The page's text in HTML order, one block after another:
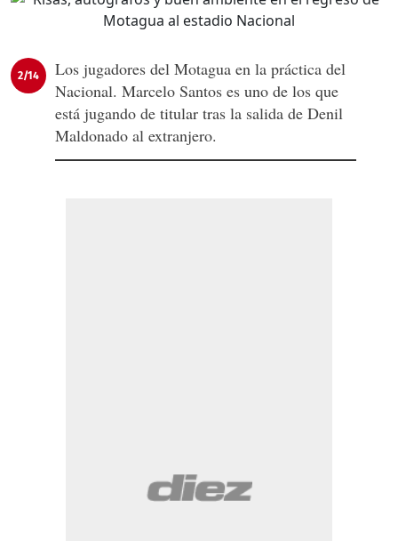
2/14
Los jugadores del Motagua en la práctica del
Nacional. Marcelo Santos es uno de los que
está jugando de titular tras la salida de Denil
Maldonado al extranjero.